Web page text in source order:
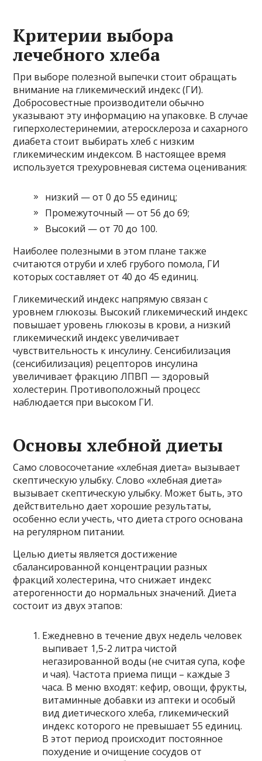
Критерии выбора
лечебного хлеба
При выборе полезной выпечки стоит обращать
внимание на гликемический индекс (ГИ).
Добросовестные производители обычно
указывают эту информацию на упаковке. В случае
гиперхолестеринемии, атеросклероза и сахарного
диабета стоит выбирать хлеб с низким
гликемическим индексом. В настоящее время
используется трехуровневая система оценивания:
низкий — от 0 до 55 единиц;
Промежуточный — от 56 до 69;
Высокий — от 70 до 100.
Наиболее полезными в этом плане также
считаются отруби и хлеб грубого помола, ГИ
которых составляет от 40 до 45 единиц.
Гликемический индекс напрямую связан с
уровнем глюкозы. Высокий гликемический индекс
повышает уровень глюкозы в крови, а низкий
гликемический индекс увеличивает
чувствительность к инсулину. Сенсибилизация
(сенсибилизация) рецепторов инсулина
увеличивает фракцию ЛПВП — здоровый
холестерин. Противоположный процесс
наблюдается при высоком ГИ.
Основы хлебной диеты
Само словосочетание «хлебная диета» вызывает
скептическую улыбку. Слово «хлебная диета»
вызывает скептическую улыбку. Может быть, это
действительно дает хорошие результаты,
особенно если учесть, что диета строго основана
на регулярном питании.
Целью диеты является достижение
сбалансированной концентрации разных
фракций холестерина, что снижает индекс
атерогенности до нормальных значений. Диета
состоит из двух этапов:
Ежедневно в течение двух недель человек
выпивает 1,5-2 литра чистой
негазированной воды (не считая супа, кофе
и чая). Частота приема пищи – каждые 3
часа. В меню входят: кефир, овощи, фрукты,
витаминные добавки из аптеки и особый
вид диетического хлеба, гликемический
индекс которого не превышает 55 единиц.
В этот период происходит постоянное
похудение и очищение сосудов от